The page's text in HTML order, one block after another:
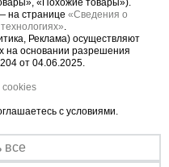
любой толщины в
балок,
«Похожие товары»).
на странице «Сведения о
.
Реклама) осуществляют
на основании разрешения
от 04.06.2025.
cookies
с условиями.
все